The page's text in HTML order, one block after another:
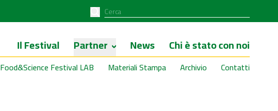
Il Festival Partner News Chi è stato con noi
Food&Science Festival LAB Materiali Stampa Archivio Contatti